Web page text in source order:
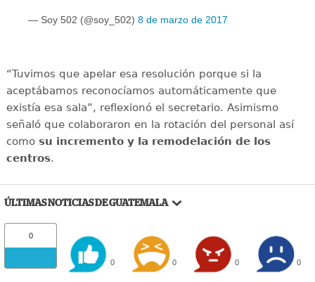
— Soy 502 (@soy_502) 8 de marzo de 2017
“Tuvimos que apelar esa resolución porque si la
aceptábamos reconocíamos automáticamente que
existía esa sala”, reflexionó el secretario. Asimismo
señaló que colaboraron en la rotación del personal así
como su incremento y la remodelación de los
centros.
ÚLTIMAS NOTICIAS DE GUATEMALA
0
0 0 0 0